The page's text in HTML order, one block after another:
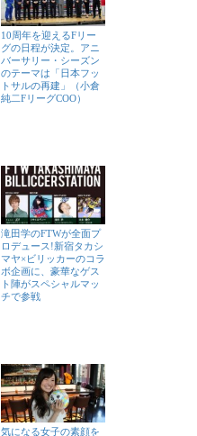
10周年を迎えるFリー
グの日程が決定。アニ
バーサリー・シーズン
のテーマは「日本フッ
トサルの再建」（小倉
純二FリーグCOO）
滝田学のFTWが全面プ
ロデュース!新宿タカシ
マヤ×ビリッカーのコラ
ボ企画に、豪華なゲス
ト陣がスペシャルマッ
チで参戦
気になる女子の素顔を